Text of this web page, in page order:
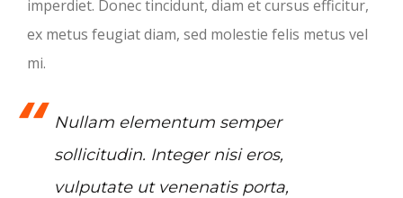
imperdiet. Donec tincidunt, diam et cursus efficitur,
ex metus feugiat diam, sed molestie felis metus vel
mi.
Nullam elementum semper
sollicitudin. Integer nisi eros,
vulputate ut venenatis porta,